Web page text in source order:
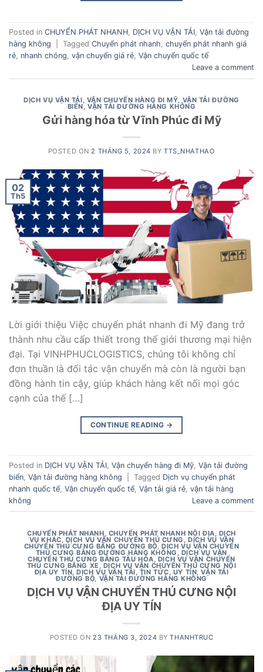
Posted in CHUYỂN PHÁT NHANH, DỊCH VỤ VẬN TẢI, Vận tải đường
hàng không
Tagged Chuyển phát nhanh, chuyển phát nhanh giá
rẻ, nhanh chóng, vận chuyển giá rẻ, Vận chuyển quốc tế
Leave a comment
DỊCH VỤ VẬN TẢI, VẬN CHUYỂN HÀNG ĐI MỸ, VẬN TẢI ĐƯỜNG
BIỂN, VẬN TẢI ĐƯỜNG HÀNG KHÔNG
Gửi hàng hóa từ Vĩnh Phúc đi Mỹ
POSTED ON2 THÁNG 5, 2024 BYTTS_NHATHAO
02
Th5
Lời giới thiệu Việc chuyển phát nhanh đi Mỹ đang trở
thành nhu cầu cấp thiết trong thế giới thương mại hiện
đại. Tại VINHPHUCLOGISTICS, chúng tôi không chỉ
đơn thuần là đối tác vận chuyển mà còn là người bạn
đồng hành tin cậy, giúp khách hàng kết nối mọi góc
cạnh của thế […]
CONTINUE READING →
Posted in DỊCH VỤ VẬN TẢI Vận chuyển hàng đi Mỹ Vận tải đường
biển Vận tải đường hàng không Tagged Dịch vụ chuyển phát
nhanh quốc tế Vận chuyển quốc tế Vận tải giá rẻ vận tải hàng
không
Leave a comment
CHUYỂN PHÁT NHANH CHUYỂN PHÁT NHANH NỘI ĐỊA DỊCH
VỤ KHÁC DỊCH VỤ VẬN CHUYỂN THÚ CƯNG ,DỊCH VỤ VẬN
CHUYỂN THÚ CƯNG BẰNG ĐƯỜNG BỘ ,DỊCH VỤ VẬN CHUYỂN
THÚ CƯNG BẰNG ĐƯỜNG HÀNG KHÔNG DỊCH VỤ VẬN
CHUYỂN THÚ CƯNG BẰNG TÀU HỎA DỊCH VỤ VẬN CHUYỂN
THÚ CƯNG BẰNG XE DỊCH VỤ VẬN CHUYỂN THÚ CƯNG NỘI
ĐỊA UY TÍN ,DỊCH VỤ VẬN TẢI TIN TỨC UY TÍN ,VẬN TẢI
ĐƯỜNG BỘ VẬN TẢI ĐƯỜNG HÀNG KHÔNG
DỊCH VỤ VẬN CHUYỂN THÚ CƯNG NỘI
ĐỊA UY TÍN
POSTED ON23 THÁNG 3, 2024 BYTHANHTRUC